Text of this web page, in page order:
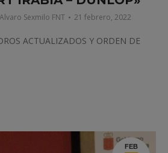
Alvaro Sexmilo FNT 21 febrero, 2022
ACTUALIZADOS Y ORDEN DE
FEB